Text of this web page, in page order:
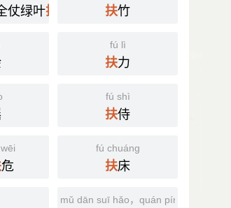
仗绿叶扶 扶竹
fú lì
扶力
fú shì
扶侍
危
fú chuáng
扶床
mǔ dān suī hǎo，quán píng lǜ yè fú chí